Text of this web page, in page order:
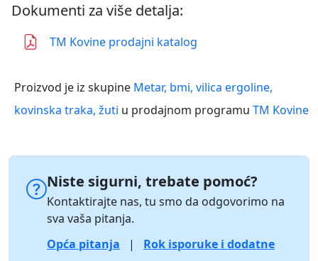
Dokumenti za više detalja:
TM Kovine prodajni katalog
Proizvod je iz skupine Metar, bmi, vilica ergoline,
kovinska traka, žuti u prodajnom programu TM Kovine
Niste sigurni, trebate pomoć?
Kontaktirajte nas, tu smo da odgovorimo na
sva vaša pitanja.
Opća pitanja
|
Rok isporuke i dodatne